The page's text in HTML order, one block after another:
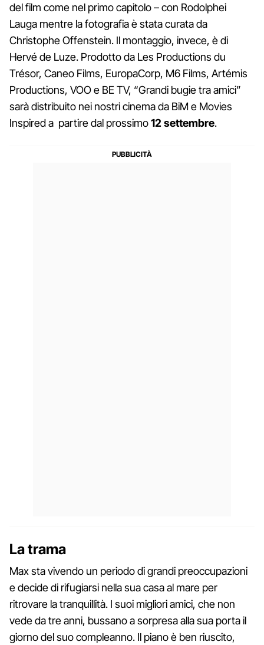
del film come nel primo capitolo – con Rodolphei
Lauga mentre la fotografia è stata curata da
Christophe Offenstein. Il montaggio, invece, è di
Hervé de Luze. Prodotto da Les Productions du
Trésor, Caneo Films, EuropaCorp, M6 Films, Artémis
Productions, VOO e BE TV, “Grandi bugie tra amici”
sarà distribuito nei nostri cinema da BiM e Movies
Inspired a partire dal prossimo12 settembre.
La trama
Max sta vivendo un periodo di grandi preoccupazioni
e decide di rifugiarsi nella sua casa al mare per
ritrovare la tranquillità. I suoi migliori amici, che non
vede da tre anni, bussano a sorpresa alla sua porta il
giorno del suo compleanno. Il piano è ben riuscito,